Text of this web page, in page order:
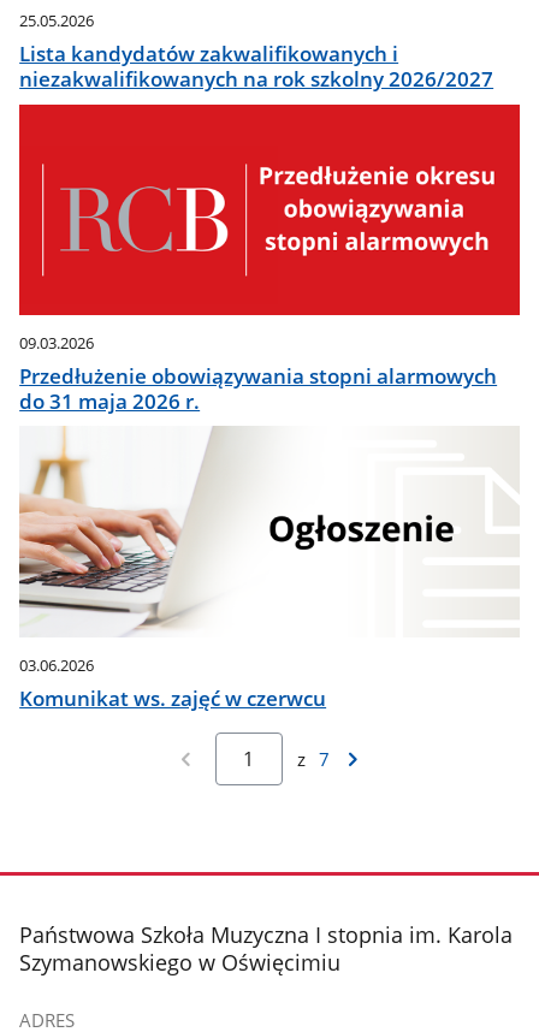
25.05.2026
Lista kandydatów zakwalifikowanych i
niezakwalifikowanych na rok szkolny 2026/2027
09.03.2026
Przedłużenie obowiązywania stopni alarmowych
do 31 maja 2026 r.
03.06.2026
Komunikat ws. zajęć w czerwcu
z 7
stopka
Państwowa Szkoła Muzyczna I stopnia im. Karola
Szymanowskiego w Oświęcimiu
ADRES